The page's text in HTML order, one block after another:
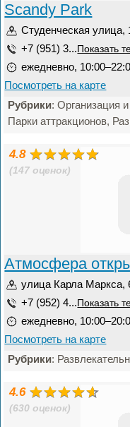
Scandy Park
Студенческая улица,
+7 (951) 3... Показать
ежедневно,
Посмотреть на карте
Рубрики: Организация
Парки аттракционов,
4.8
(147 оценок)
Атмосфера
улица Карла Маркса,
+7 (952) 4... Показать
ежедневно,
Посмотреть на карте
Рубрики:
4.6
(630 оценок)